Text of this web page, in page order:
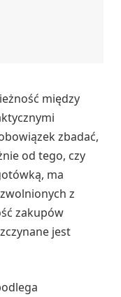
między
zbadać,
od tego, czy
ma
z
zakupów
jest